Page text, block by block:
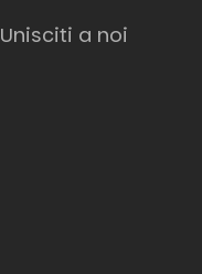
Unisciti a noi